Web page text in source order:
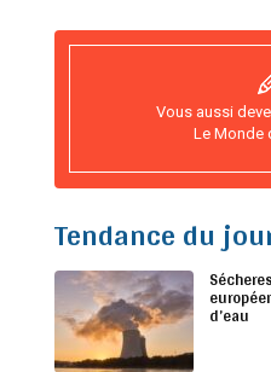
Vous aussi
Le Monde
Tendance du
d’eau